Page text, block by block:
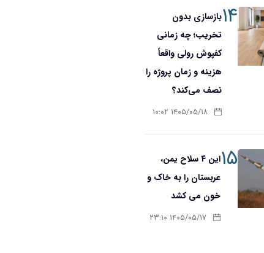
۱۴بازسازی بدون
تخریب؛ چه زمانی
کفپوش رولی واقعاً
هزینه و زمان پروژه را
نصف می‌کند؟
۱۴۰۵/۰۵/۱۸ ۱۰:۰۲
۱۵
این ۴ سلاح یمن،
عربستان را به خاک و
خون می کشد
۱۴۰۵/۰۵/۱۷ ۲۳:۱۰